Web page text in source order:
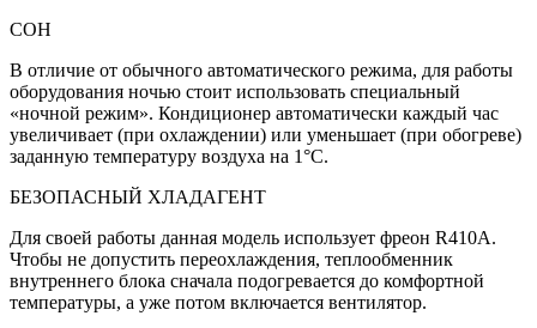
СОН
В отличие от обычного автоматического режима, для работы
оборудования ночью стоит использовать специальный
«ночной режим». Кондиционер автоматически каждый час
увеличивает (при охлаждении) или уменьшает (при обогреве)
заданную температуру воздуха на 1°С.
БЕЗОПАСНЫЙ ХЛАДАГЕНТ
Для своей работы данная модель использует фреон R410A.
Чтобы не допустить переохлаждения, теплообменник
внутреннего блока сначала подогревается до комфортной
температуры, а уже потом включается вентилятор.